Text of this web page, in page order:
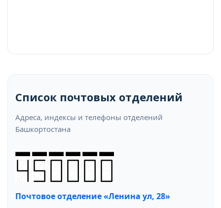
Список почтовых отделений
Адреса, индексы и телефоны отделений
Башкортостана
Почтовое отделение «Ленина ул, 28»